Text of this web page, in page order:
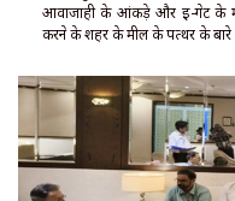
आवाजाही के आंकड़े और ई-गेट के
करने के शहर के मील के पत्थर के बारे